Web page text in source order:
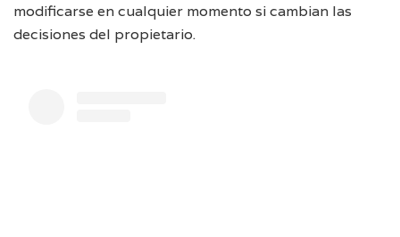
modificarse en cualquier momento si cambian las
decisiones del propietario.